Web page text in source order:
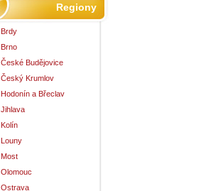
Regiony
Brdy
Brno
České Budějovice
Český Krumlov
Hodonín a Břeclav
Jihlava
Kolín
Louny
Most
Olomouc
Ostrava